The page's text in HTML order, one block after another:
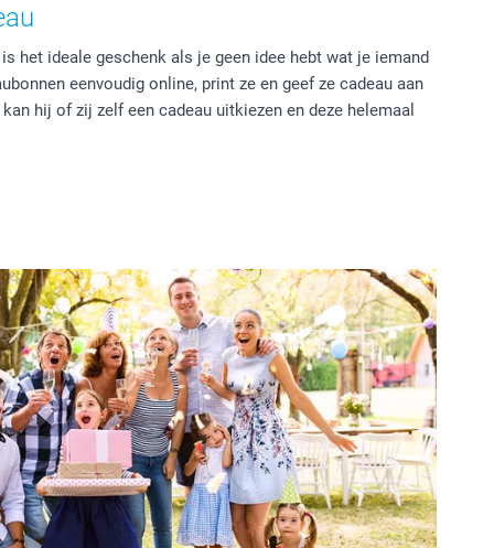
het ideale geschenk als je geen idee hebt wat je iemand
eenvoudig online, print ze en geef ze cadeau aan
hij of zij zelf een cadeau uitkiezen en deze helemaal